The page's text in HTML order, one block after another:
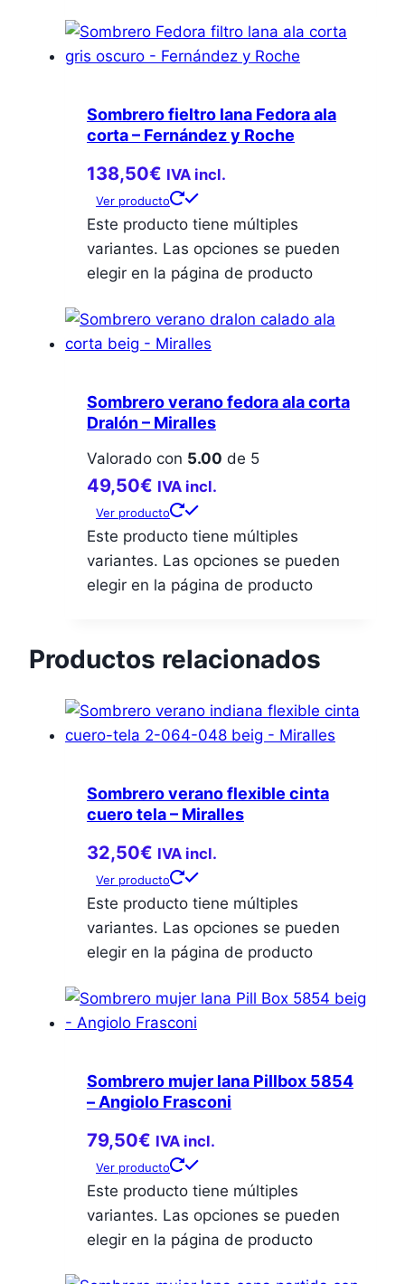
Sombrero fieltro lana Fedora ala
corta – Fernández y Roche
138,50€ IVA incl.
Ver producto
Este producto tiene múltiples
variantes. Las opciones se pueden
elegir en la página de producto
Sombrero verano fedora ala corta
Dralón – Miralles
Valorado con 5.00 de 5
49,50€ IVA incl.
Ver producto
Este producto tiene múltiples
variantes. Las opciones se pueden
elegir en la página de producto
Productos relacionados
Sombrero verano flexible cinta
cuero tela – Miralles
32,50€ IVA incl.
Ver producto
Este producto tiene múltiples
variantes. Las opciones se pueden
elegir en la página de producto
Sombrero mujer lana Pillbox 5854
– Angiolo Frasconi
79,50€ IVA incl.
Ver producto
Este producto tiene múltiples
variantes. Las opciones se pueden
elegir en la página de producto